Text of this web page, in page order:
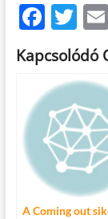
F
ac
e
b
o
o
k
T
w
itt
er
Kapcsolódó
A Coming out